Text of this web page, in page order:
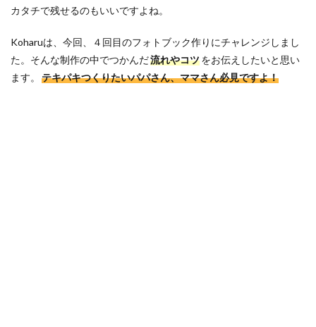
カタチで残せるのもいいですよね。
Koharuは、今回、４回目のフォトブック作りにチャレンジしまし
た。そんな制作の中でつかんだ流れやコツをお伝えしたいと思い
ます。
テキパキつくりたいパパさん、ママさん必見ですよ！